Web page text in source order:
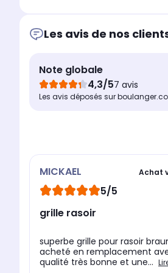
Les avis de nos
Note globale
4,3/57 avis
Les avis déposés sur
MICKAEL Achat
5/5
grille rasoir
superbe grille pour rasoir
acheté en remplacement
qualité très bonne et une...